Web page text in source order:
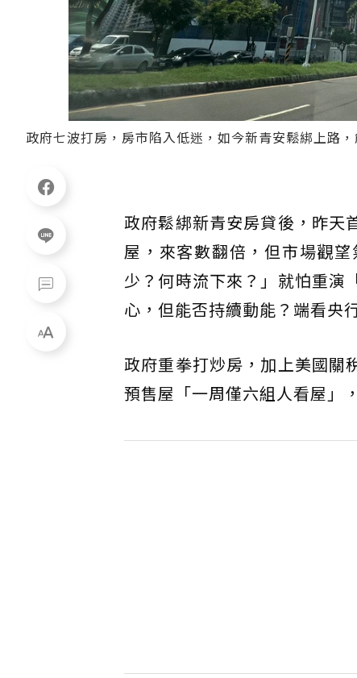
政府七波打房，房市陷入低迷，如今新青安鬆綁上路
政府鬆綁新青安房貸後，昨天
屋，來客數翻倍，但市場觀
少？何時流下來？」就怕重演
心，但能否持續動能？端看央
政府重拳打炒房，加上美國關
預售屋「一周僅六組人看屋」